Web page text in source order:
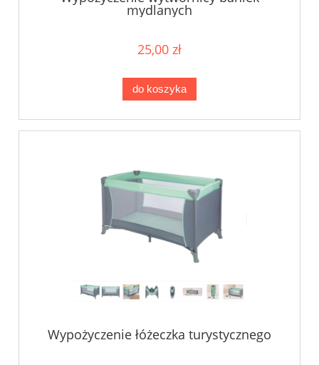
mydlanych
25,00 zł
do koszyka
Wypożyczenie łóżeczka turystycznego